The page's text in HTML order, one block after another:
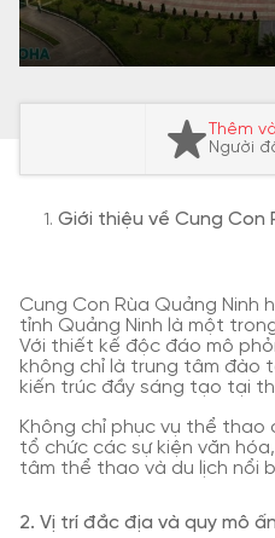
Thêm
Người
Giới thiệu về Cung Con
Cung Con Rùa Quảng Ninh
tỉnh Quảng Ninh là một
Với thiết kế độc đáo mô
không chỉ là trung tâm đào
kiến trúc đầy sáng tạo tại
Không chỉ phục vụ thể thao
tổ chức các sự kiện văn
tâm thể thao và du lịch nổi
2. Vị trí đắc địa và quy mô